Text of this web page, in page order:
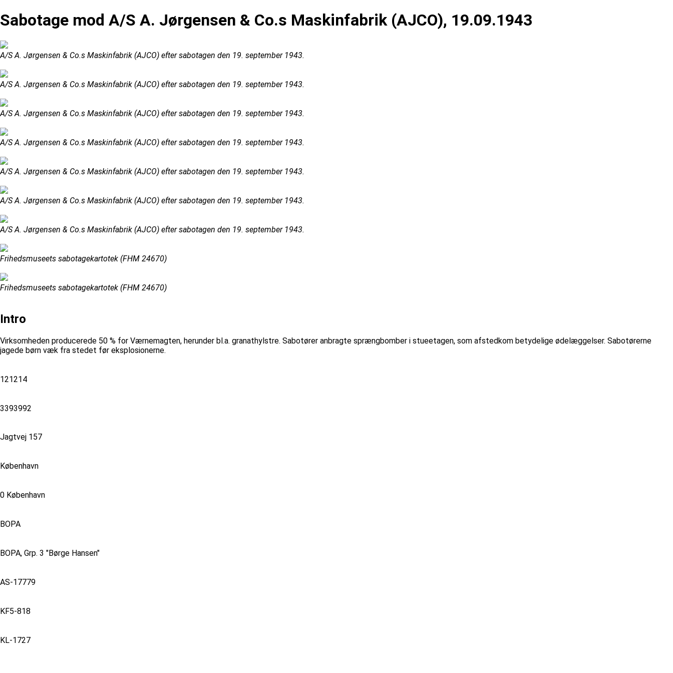
Sabotage mod A/S A. Jørgensen & Co.s Maskinfabrik (AJCO), 19.09.1943
A/S A. Jørgensen & Co.s Maskinfabrik (AJCO) efter sabotagen den 19. september 1943.
A/S A. Jørgensen & Co.s Maskinfabrik (AJCO) efter sabotagen den 19. september 1943.
A/S A. Jørgensen & Co.s Maskinfabrik (AJCO) efter sabotagen den 19. september 1943.
A/S A. Jørgensen & Co.s Maskinfabrik (AJCO) efter sabotagen den 19. september 1943.
A/S A. Jørgensen & Co.s Maskinfabrik (AJCO) efter sabotagen den 19. september 1943.
A/S A. Jørgensen & Co.s Maskinfabrik (AJCO) efter sabotagen den 19. september 1943.
A/S A. Jørgensen & Co.s Maskinfabrik (AJCO) efter sabotagen den 19. september 1943.
Frihedsmuseets sabotagekartotek (FHM 24670)
Frihedsmuseets sabotagekartotek (FHM 24670)
Intro
Virksomheden producerede 50 % for Værnemagten, herunder bl.a. granathylstre. Sabotører anbragte sprængbomber i stueetagen, som afstedkom betydelige ødelæggelser. Sabotørerne
jagede børn væk fra stedet før eksplosionerne.
121214
3393992
Jagtvej 157
København
0 København
BOPA
BOPA, Grp. 3 "Børge Hansen"
AS-17779
KF5-818
KL-1727